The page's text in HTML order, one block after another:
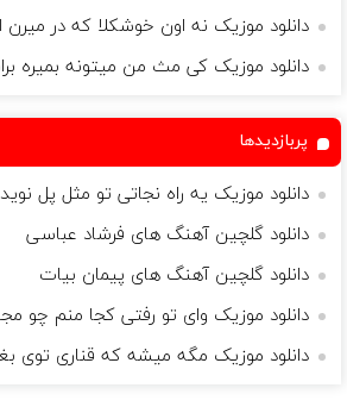
دانلود موزیک نه اون خوشکلا که در میرن
دانلود موزیک کی مث من میتونه بمیره
پربازدیدها
دانلود موزیک یه راه نجاتی تو مثل پل
دانلود گلچین آهنگ های فرشاد عباسی
دانلود گلچین آهنگ های پیمان بیات
دانلود موزیک وای تو رفتی کجا منم چو
دانلود موزیک مگه میشه که قناری توی